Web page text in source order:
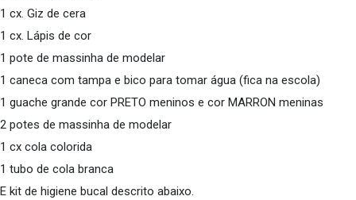
1 cx. Giz de cera
1 cx. Lápis de cor
1 pote de massinha de modelar
1 caneca com tampa e bico para tomar água (fica na escola)
1 guache grande cor PRETO meninos e cor MARRON meninas
2 potes de massinha de modelar
1 cx cola colorida
1 tubo de cola branca
E kit de higiene bucal descrito abaixo.